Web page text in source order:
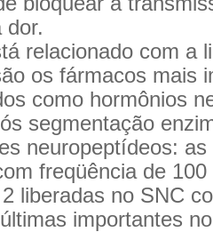
dor.
relacionado com a
os fármacos mais
como hormônios
segmentação
neuropeptídeos:
freqüência de
liberadas no SNC
importantes